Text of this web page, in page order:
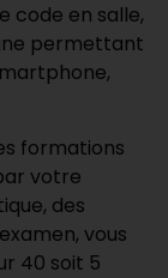
code en salle,
permettant
formations
votre
des
vous
40 soit 5